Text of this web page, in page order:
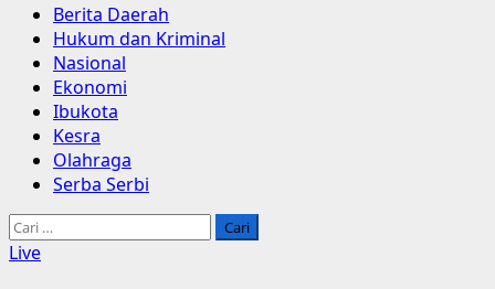
Primary
Menu
Berita Daerah
Hukum dan Kriminal
Nasional
Ekonomi
Ibukota
Kesra
Olahraga
Serba Serbi
Cari
untuk:
Live